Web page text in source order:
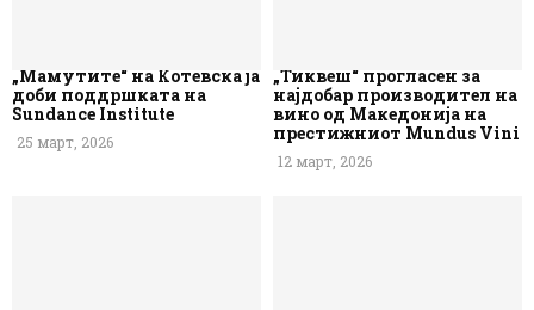
„Мамутите“ на Котевска ја
доби поддршката на
Sundance Institute
25 март, 2026
„Тиквеш“ прогласен за
најдобар производител на
вино од Македонија на
престижниот Mundus Vini
12 март, 2026